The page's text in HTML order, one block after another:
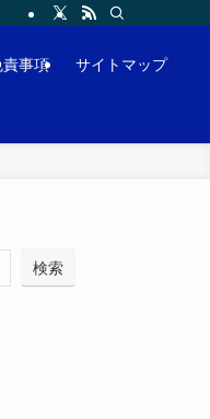
責事項 サイトマップ
検索